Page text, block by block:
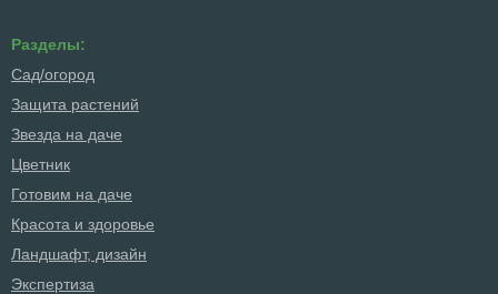
Разделы:
Сад/огород
Защита растений
Звезда на даче
Цветник
Готовим на даче
Красота и здоровье
Ландшафт, дизайн
Экспертиза